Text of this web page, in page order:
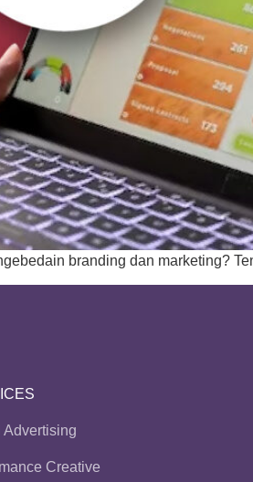
branding dan marketing?
Advertising
Creative